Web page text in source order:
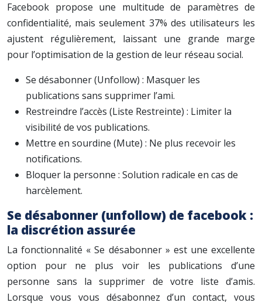
Facebook propose une multitude de paramètres de
confidentialité, mais seulement 37% des utilisateurs les
ajustent régulièrement, laissant une grande marge
pour l’optimisation de la gestion de leur réseau social.
Se désabonner (Unfollow) : Masquer les
publications sans supprimer l’ami.
Restreindre l’accès (Liste Restreinte) : Limiter la
visibilité de vos publications.
Mettre en sourdine (Mute) : Ne plus recevoir les
notifications.
Bloquer la personne : Solution radicale en cas de
harcèlement.
Se désabonner (unfollow) de facebook :
la discrétion assurée
La fonctionnalité « Se désabonner » est une excellente
option pour ne plus voir les publications d’une
personne sans la supprimer de votre liste d’amis.
Lorsque vous vous désabonnez d’un contact, vous